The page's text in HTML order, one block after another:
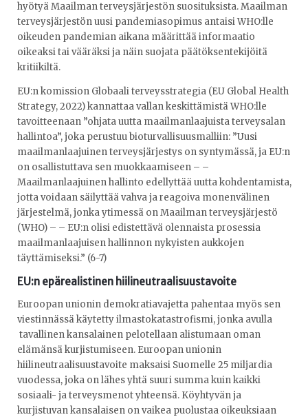
hyötyä Maailman terveysjärjestön suosituksista. Maailman
terveysjärjestön uusi pandemiasopimus antaisi WHO:lle
oikeuden pandemian aikana määrittää informaatio
oikeaksi tai vääräksi ja näin suojata päätöksentekijöitä
kritiikiltä.
EU:n komission Globaali terveysstrategia (EU Global Health
Strategy, 2022) kannattaa vallan keskittämistä WHO:lle
tavoitteenaan ”ohjata uutta maailmanlaajuista terveysalan
hallintoa”, joka perustuu bioturvallisuusmalliin: ”Uusi
maailmanlaajuinen terveysjärjestys on syntymässä, ja EU:n
on osallistuttava sen muokkaamiseen – –
Maailmanlaajuinen hallinto edellyttää uutta kohdentamista,
jotta voidaan säilyttää vahva ja reagoiva monenvälinen
järjestelmä, jonka ytimessä on Maailman terveysjärjestö
(WHO) – – EU:n olisi edistettävä olennaista prosessia
maailmanlaajuisen hallinnon nykyisten aukkojen
täyttämiseksi.” (6-7)
EU:n epärealistinen hiilineutraalisuustavoite
Euroopan unionin demokratiavajetta pahentaa myös sen
viestinnässä käytetty ilmastokatastrofismi, jonka avulla
tavallinen kansalainen pelotellaan alistumaan oman
elämänsä kurjistumiseen. Euroopan unionin
hiilineutraalisuustavoite maksaisi Suomelle 25 miljardia
vuodessa, joka on lähes yhtä suuri summa kuin kaikki
sosiaali- ja terveysmenot yhteensä. Köyhtyvän ja
kurjistuvan kansalaisen on vaikea puolustaa oikeuksiaan